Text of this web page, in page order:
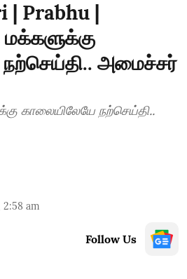
| Prabhu |
மக்களுக்கு
அமைச்சர்
காலையிலேயே நற்செய்தி..
2:58 am
Follow Us